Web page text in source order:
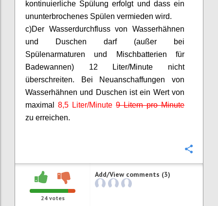
kontinuierliche Spülung erfolgt und dass ein
ununterbrochenes Spülen vermieden wird.
c)Der Wasserdurchfluss von Wasserhähnen
und Duschen darf (außer bei
Spülenarmaturen und Mischbatterien für
Badewannen) 12 Liter/Minute nicht
überschreiten. Bei Neuanschaffungen von
Wasserhähnen und Duschen ist ein Wert von
maximal 8,5 Liter/Minute 9 Litern pro Minute
zu erreichen.
24votes
Add/View comments (3)